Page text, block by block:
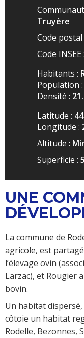
UNE
La commune de
agricole, est
l’élevage ovin
Larzac), et Rougier
bovin.
Un habitat
côtoie un habitat
Rodelle, Bezonnes,
Truyère
Code postal
Code INSEE :
Habitants :
Population :
Densité :
Latitude :
Longitude :
Altitude :
Superficie :